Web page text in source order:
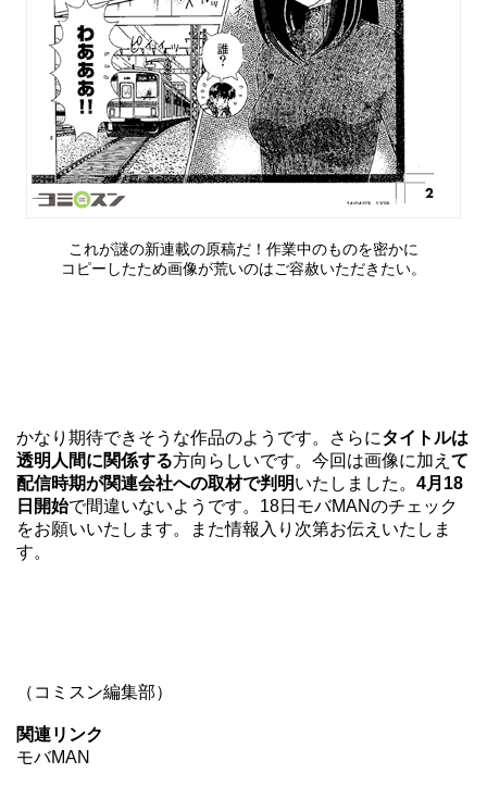
これが謎の新連載の原稿だ！作業中のものを密かに
コピーしたため画像が荒いのはご容赦いただきたい。
かなり期待できそうな作品のようです。さらにタイトルは
透明人間に関係する方向らしいです。今回は画像に加え て
配信時期が関連会社への取材で判明いたしました。 4月18
日開始で間違いないようです。18日 モバMANのチェック
をお願いいたします。また情報入り次第お伝えいたしま
す。
（コミスン編集部）
関連リンク
モバMAN